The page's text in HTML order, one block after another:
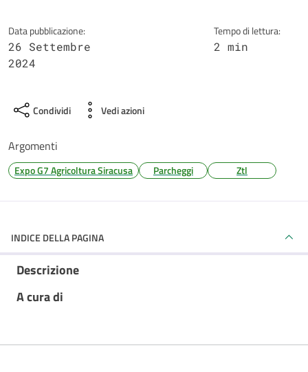
Data pubblicazione:
26 Settembre
2024
Tempo di lettura:
2 min
Condividi Vedi azioni
Argomenti
Expo G7 Agricoltura Siracusa Parcheggi Ztl
INDICE DELLA PAGINA
Descrizione
A cura di